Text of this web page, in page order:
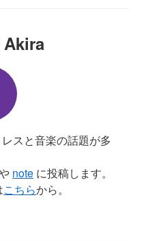
スと音楽の話題が多
note に投稿します。
こちらから。